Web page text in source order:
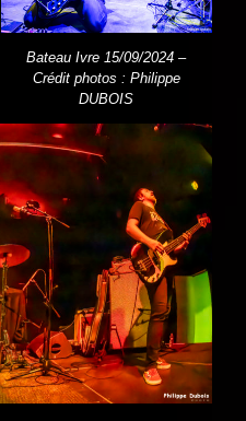
Bateau Ivre 15/09/2024 –
Crédit photos : Philippe
DUBOIS